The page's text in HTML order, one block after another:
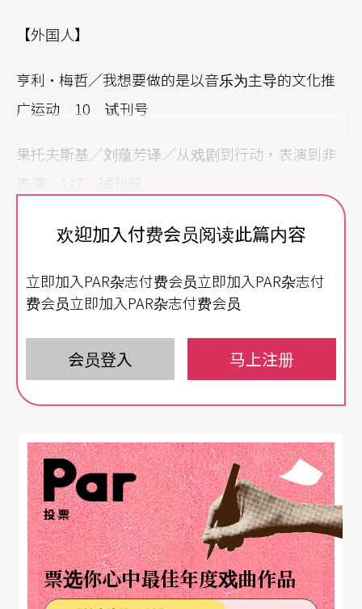
【外国人】
亨利•梅哲／我想要做的是以音乐为主导的文化推
广运动 10 试刊号
果托夫斯基／刘蕴芳译／从戏剧到行动，表演到非
表演 117 试刊号
鲁福尼译／芭蕾之星与歌舞伎之星的交会─ Y.格瑞
Nesta McDonald／林为正译／弗金与「现代舞」
C. Fronteddu／郭昭澄译／巴黎歌剧院芭蕾舞团 9
第三期
康沛风（Matthias Kron）／奥地利的文化政策 97
第六期
索可洛夫／司格林译／括了浪漫芭蕾一个耳光─巴
黎歌剧院芭蕾舞团《吉赛儿》 120 第六期
三岛由纪夫／李立亨译／《沙德侯爵夫人》写作笔
欢迎加入付费会员阅读此篇内容
立即加入PAR杂志付费会员立即加入PAR杂志付
费会员立即加入PAR杂志付费会员
会员登入 马上注册
投票
票选你心中最佳年度戏曲作品